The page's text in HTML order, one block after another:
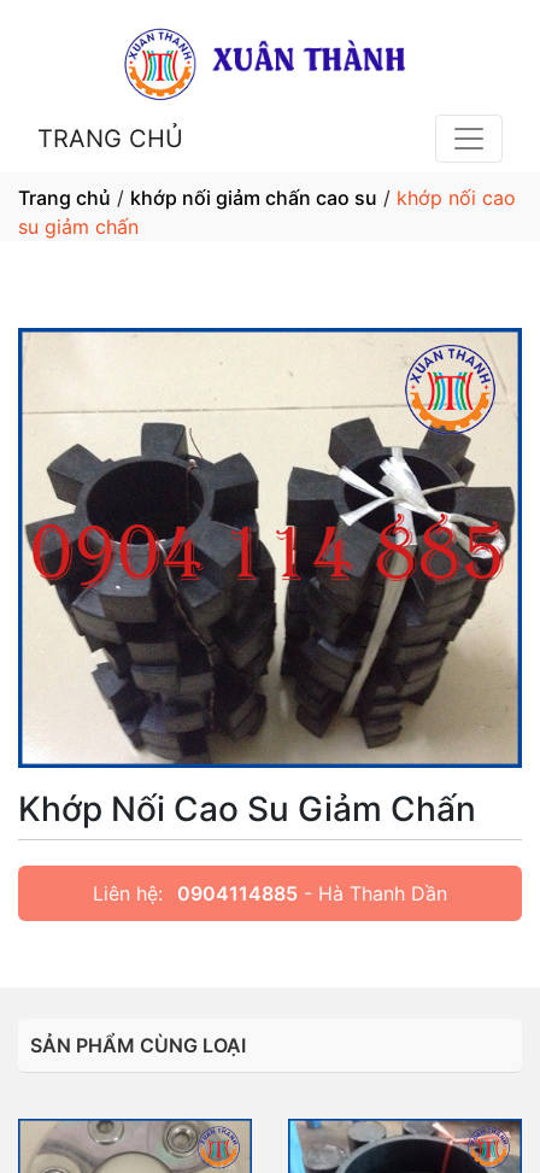
TRANG CHỦ
Trang chủ / khớp nối giảm chấn cao su / khớp nối cao
su giảm chấn
Khớp Nối Cao Su Giảm Chấn
Liên hệ: 0904114885 - Hà Thanh Dần
SẢN PHẨM CÙNG LOẠI